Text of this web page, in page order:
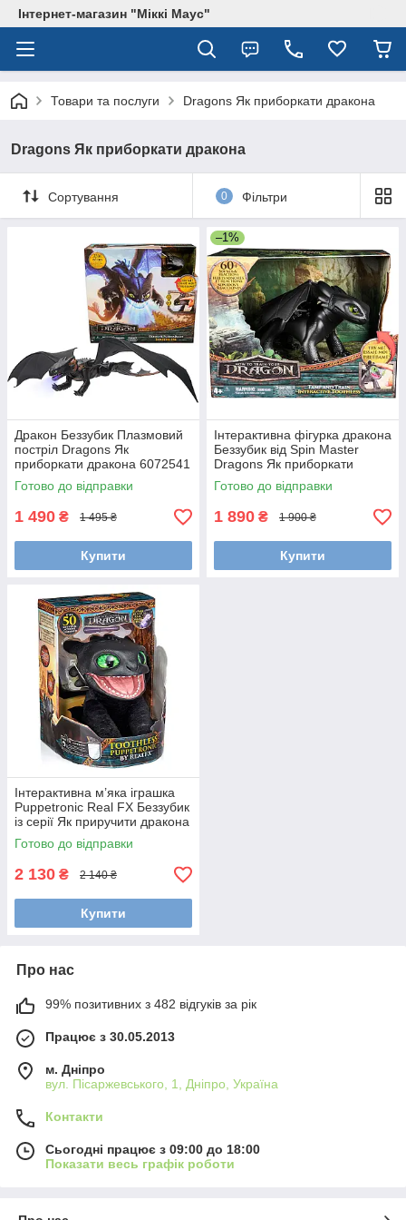
Інтернет-магазин "Міккі Маус"
Товари та послуги Dragons Як приборкати дракона
Dragons Як приборкати дракона
Сортування 0 Фільтри
Дракон Беззубик Плазмовий
постріл Dragons Як
приборкати дракона 6072541
Світло та Звук, розмах крил
63 см, Spin Master
Готово до відправки
1 490 ₴ 1 495 ₴
Купити
–1%
Інтерактивна фігурка дракона
Беззубик від Spin Master
Dragons Як приборкати
дракона Приборкай та
тренуй Дракон
Готово до відправки
1 890 ₴ 1 900 ₴
Купити
Інтерактивна м’яка іграшка
Puppetronic Real FX Беззубик
із серії Як приручити дракона
HTTYD-1001-01, Міккі Маус
Готово до відправки
2 130 ₴ 2 140 ₴
Купити
Про нас
99% позитивних з 482 відгуків за рік
Працює з 30.05.2013
м. Дніпро
вул. Пісаржевського, 1, Дніпро, Україна
Контакти
Сьогодні працює з 09:00 до 18:00
Показати весь графік роботи